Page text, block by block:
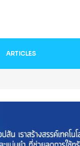
ARTICLES